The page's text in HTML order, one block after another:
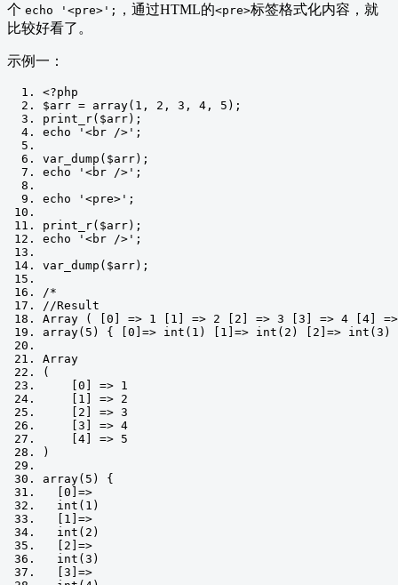
个 echo '<pre>'; ，通过HTML的<pre>标签格式化内容，就
比较好看了。
示例一：
<?php
$arr = array( 1 , 2 , 3 , 4 , 5 );
print_r( $arr);
echo
'<br />' ;
var_dump ( $arr);
echo
'<br />' ;
echo
'<pre>' ;
print_r( $arr);
echo
'<br />' ;
var_dump ( $arr);
/*
//Result
Array ( [0] => 1 [1] => 2 [2] => 3 [3] => 4 [4]
array(5) { [0]=> int(1) [1]=> int(2) [2]=>
Array
(
    [0] => 1
    [1] => 2
    [2] => 3
    [3] => 4
    [4] => 5
)
array(5) {
  [0]=>
  int(1)
  [1]=>
  int(2)
  [2]=>
  int(3)
  [3]=>